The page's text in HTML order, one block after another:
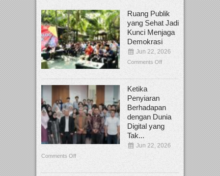
Ruang Publik
yang Sehat Jadi
Kunci Menjaga
Demokrasi
Jun 22, 2026
Comments Off
Ketika
Penyiaran
Berhadapan
dengan Dunia
Digital yang
Tak...
Jun 22, 2026
Comments Off